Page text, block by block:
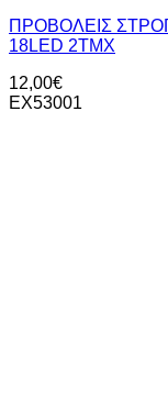
ΠΡΟΒΟΛΕΙΣ
18LED 2TMX
12,00€
EX53001